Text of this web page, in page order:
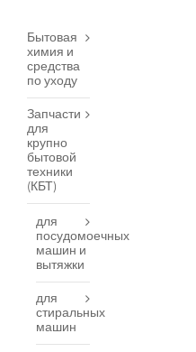
Бытовая
химия и
средства
по уходу
Запчасти
для
крупно
бытовой
техники
(КБТ)
для
посудомоечных
машин и
вытяжки
для
стиральных
машин